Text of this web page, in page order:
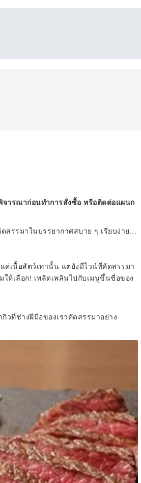
ารณาก่อนทำการสั่งซื้อ หรือติดต่อแผนก
รรมาในบรรยากาศสบาย ๆ เรียบง่าย...
ค่เนื้อสัตว์เท่านั้น แต่ยังมีไวน์ที่คัดสรรมา
ห้เลือก! เพลิดเพลินไปกับเมนูขึ้นชื่อของ
วที่ช่างฝีมือของเราคัดสรรมาอย่าง